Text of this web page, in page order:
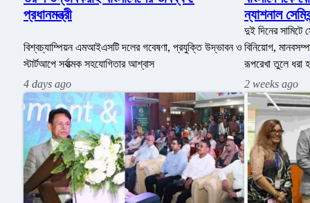
প্রধানমন্ত্রী
বিশ্বচ্যাম্পিয়ন এমআইএসটি দলের গবেষণা, প্রযুক্তি উদ্ভাবন ও
স্টার্টআপে সর্বাত্মক সহযোগিতার আশ্বাস
4 days ago
ন্যাশনাল
সামিট-২০২৬
দুই দিনের সামিটে
বিনিয়োগ,
রূপরেখা তুলে ধরা
2 weeks ago